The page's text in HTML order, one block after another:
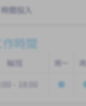
時間投入
作時間
輪班 周一
- 18:00